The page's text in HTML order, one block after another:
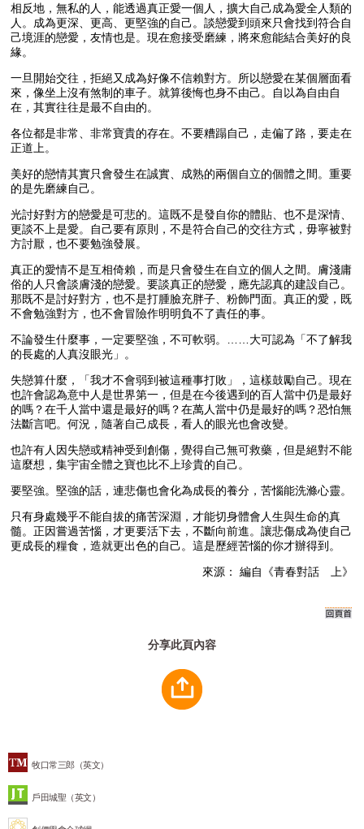
牧口常三郎（英文）
戶田城聖（英文）
相反地，無私的人，能透過真正愛一個人，擴大自己成為愛全人類的
人。成為更深、更高、更堅強的自己。談戀愛到頭來只會找到符合自
己境涯的戀愛，友情也是。現在愈接受磨練，將來愈能結合美好的良
緣。
一旦開始交往，拒絕又成為好像不信賴對方。所以戀愛在某個層面看
來，像坐上沒有煞制的車子。就算後悔也身不由己。自以為自由自
在，其實往往是最不自由的。
各位都是非常、非常寶貴的存在。不要糟蹋自己，走偏了路，要走在
正道上。
美好的戀情其實只會發生在誠實、成熟的兩個自立的個體之間。重要
的是先磨練自己。
光討好對方的戀愛是可悲的。這既不是發自你的體貼、也不是深情、
更談不上是愛。自己要有原則，不是符合自己的交往方式，毋寧被對
方討厭，也不要勉強發展。
真正的愛情不是互相倚賴，而是只會發生在自立的個人之間。膚淺庸
俗的人只會談膚淺的戀愛。要談真正的戀愛，應先認真的建設自己。
那既不是討好對方，也不是打腫臉充胖子、粉飾門面。真正的愛，既
不會勉強對方，也不會冒險作明明負不了責任的事。
不論發生什麼事，一定要堅強，不可軟弱。……大可認為「不了解我
的長處的人真沒眼光」。
失戀算什麼，「我才不會弱到被這種事打敗」，這樣鼓勵自己。現在
也許會認為意中人是世界第一，但是在今後遇到的百人當中仍是最好
的嗎？在千人當中還是最好的嗎？在萬人當中仍是最好的嗎？恐怕無
法斷言吧。何況，隨著自己成長，看人的眼光也會改變。
也許有人因失戀或精神受到創傷，覺得自己無可救藥，但是絕對不能
這麼想，集宇宙全體之寶也比不上珍貴的自己。
要堅強。堅強的話，連悲傷也會化為成長的養分，苦惱能洗滌心靈。
只有身處幾乎不能自拔的痛苦深淵，才能切身體會人生與生命的真
髓。正因嘗過苦惱，才更要活下去，不斷向前進。讓悲傷成為使自己
更成長的糧食，造就更出色的自己。這是歷經苦惱的你才辦得到。
來源： 編自《青春對話 上》
分享此頁內容